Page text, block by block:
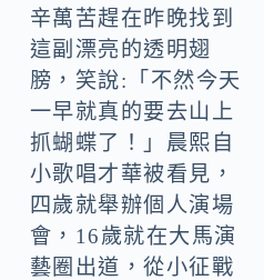
辛萬苦趕在昨晚找到
這副漂亮的透明翅
膀，笑說:「不然今天
一早就真的要去山上
抓蝴蝶了！」晨熙自
小歌唱才華被看見，
四歲就舉辦個人演場
會，16歲就在大馬演
藝圈出道，從小征戰